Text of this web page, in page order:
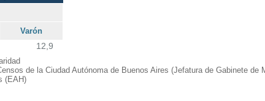
Varón
12,9
de la Ciudad Autónoma de Buenos Aires (Jefatura de Gabinete de
(EAH)